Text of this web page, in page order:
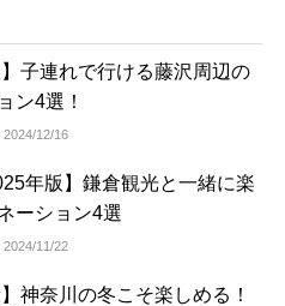
】子連れで行ける藤沢周辺の
ン4選！
2024/12/16
年版】鎌倉観光と一緒に楽
ーション4選
2024/11/22
神奈川の冬こそ楽しめる！